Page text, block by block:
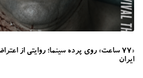
ایران